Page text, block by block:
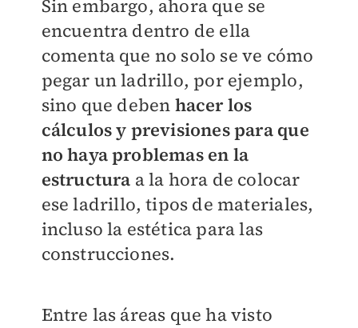
Sin embargo, ahora que se
encuentra dentro de ella
comenta que no solo se ve cómo
pegar un ladrillo, por ejemplo,
sino que deben hacer los
cálculos y previsiones para que
no haya problemas en la
estructura a la hora de colocar
ese ladrillo, tipos de materiales,
incluso la estética para las
construcciones.
Entre las áreas que ha visto